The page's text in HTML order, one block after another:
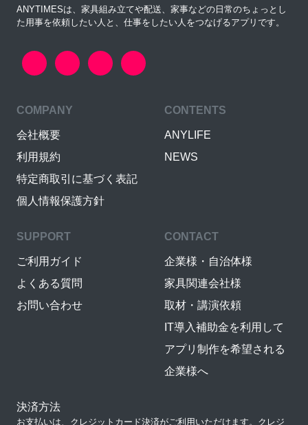
ANYTIMESは、家具組み立てや配送、家事などの日常のちょっとし
た用事を依頼したい人と、仕事をしたい人をつなげるアプリです。
COMPANY
会社概要
利用規約
特定商取引に基づく表記
個人情報保護方針
CONTENTS
ANYLIFE
NEWS
SUPPORT
ご利用ガイド
よくある質問
お問い合わせ
CONTACT
企業様・自治体様
家具関連会社様
取材・講演依頼
IT導入補助金を利用して
アプリ制作を希望される
企業様へ
決済方法
お支払いは、クレジットカード決済がご利用いただけます。クレジ